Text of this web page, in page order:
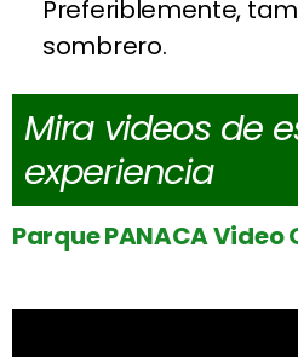
Preferiblemente,
sombrero.
Mira videos de
experiencia
Parque PANACA Video